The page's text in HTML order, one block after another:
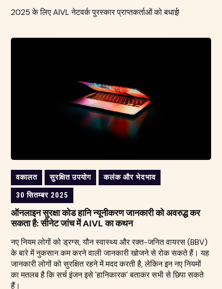
2025 के लिए AIVL नेटवर्क पुरस्कार प्राप्तकर्ताओं को बधाई!
वकालत सुरक्षित उपयोग
कलंक और भेदभाव
30 सितम्बर 2025
ऑनलाइन सुरक्षा कोड हानि न्यूनीकरण जानकारी को अवरुद्ध कर
सकता है: सीनेट जांच में AIVL का कथन
नए नियम लोगों को ड्रग्स, यौन स्वास्थ्य और रक्त-जनित वायरस (BBV)
के बारे में नुकसान कम करने वाली जानकारी खोजने से रोक सकते हैं। यह
जानकारी लोगों को सुरक्षित रहने में मदद करती है, लेकिन इन नए नियमों
का मतलब है कि सर्च इंजन इसे 'हानिकारक' बताकर सभी से छिपा सकते
हैं।